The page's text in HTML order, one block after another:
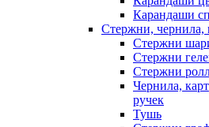
Карандаши
Стержни, чернила,
Стержни
Стержни
Стержни
Чернила,
ручек
Тушь